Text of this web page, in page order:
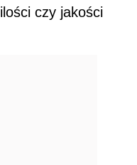
czy jakości